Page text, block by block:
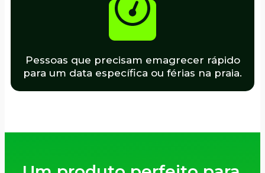
Pessoas que precisam emagrecer rápido
para um data específica ou férias na praia.